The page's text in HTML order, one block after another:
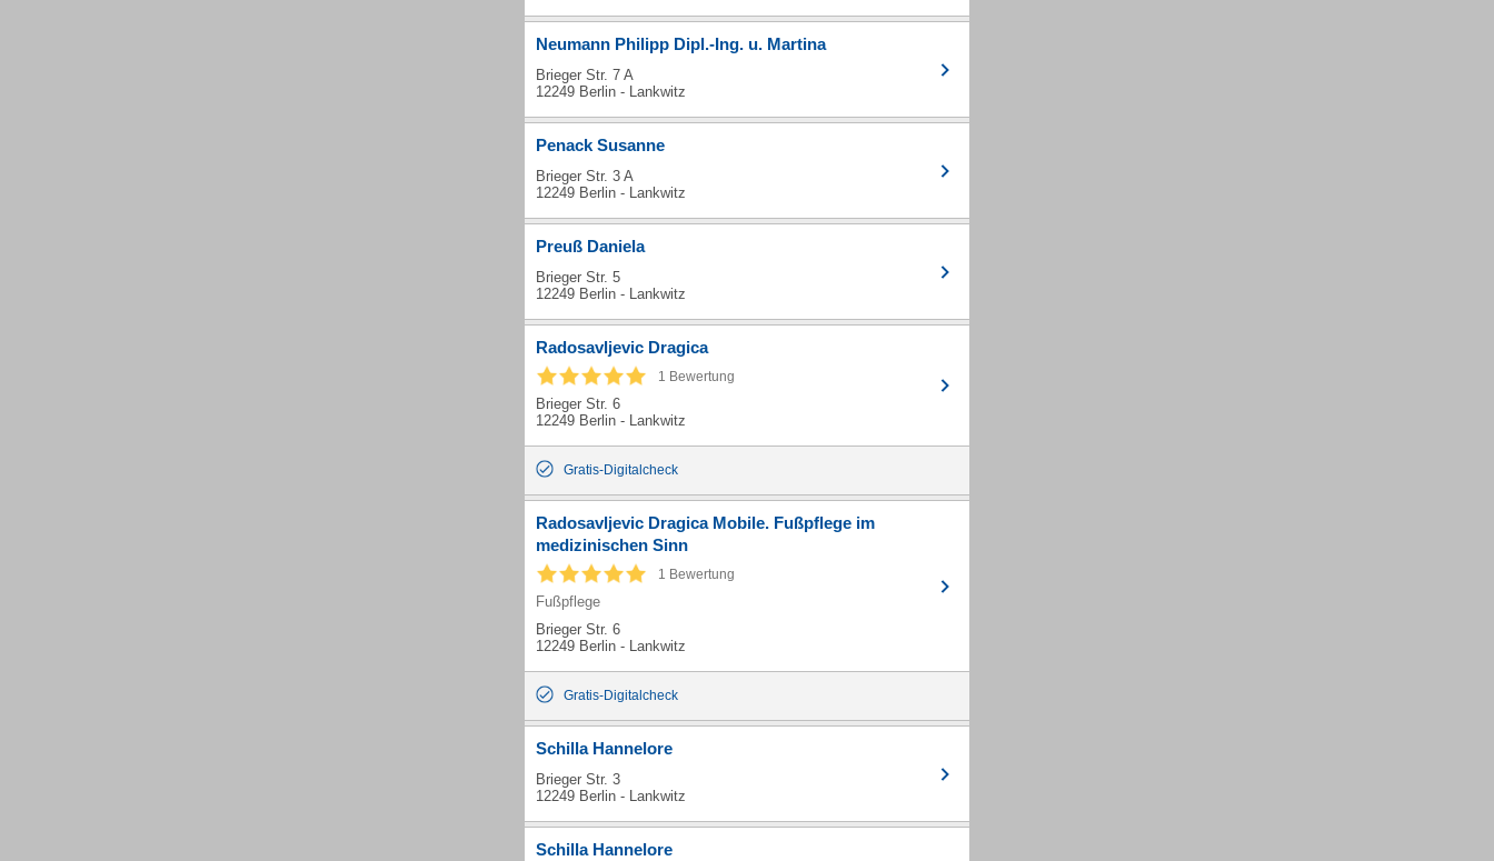
Neumann Philipp Dipl.-Ing. u. Martina
Brieger Str. 7 A
12249 Berlin - Lankwitz
Penack Susanne
Brieger Str. 3 A
12249 Berlin - Lankwitz
Preuß Daniela
Brieger Str. 5
12249 Berlin - Lankwitz
Radosavljevic Dragica
1 Bewertung
Brieger Str. 6
12249 Berlin - Lankwitz
Gratis-Digitalcheck
Radosavljevic Dragica Mobile. Fußpflege im
medizinischen Sinn
1 Bewertung
Fußpflege
Brieger Str. 6
12249 Berlin - Lankwitz
Gratis-Digitalcheck
Schilla Hannelore
Brieger Str. 3
12249 Berlin - Lankwitz
Schilla Hannelore